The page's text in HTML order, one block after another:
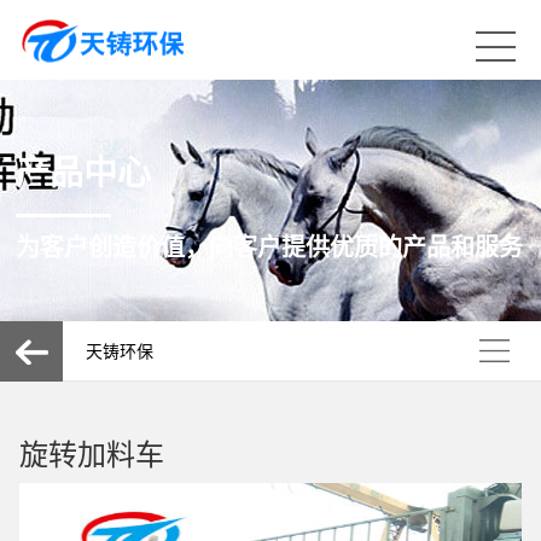
产品中心
为客户创造价值，向客户提供优质的产品和服务
天铸环保
旋转加料车